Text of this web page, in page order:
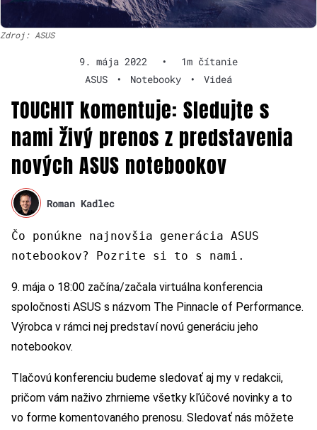
Zdroj: ASUS
9. mája 2022 •
1m čítanie
ASUS
• Notebooky • Videá
TOUCHIT komentuje: Sledujte s
nami živý prenos z predstavenia
nových ASUS notebookov
Roman Kadlec
Čo ponúkne najnovšia generácia ASUS
notebookov? Pozrite si to s nami.
9. mája o 18:00 začína/začala virtuálna konferencia
spoločnosti ASUS s názvom The Pinnacle of Performance.
Výrobca v rámci nej predstaví novú generáciu jeho
notebookov.
Tlačovú konferenciu budeme sledovať aj my v redakcii,
pričom vám naživo zhrnieme všetky kľúčové novinky a to
vo forme komentovaného prenosu. Sledovať nás môžete